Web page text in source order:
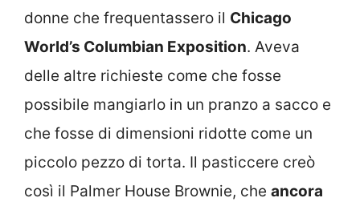
donne che frequentassero il Chicago
World’s Columbian Exposition. Aveva
delle altre richieste come che fosse
possibile mangiarlo in un pranzo a sacco e
che fosse di dimensioni ridotte come un
piccolo pezzo di torta. Il pasticcere creò
così il Palmer House Brownie, che ancora